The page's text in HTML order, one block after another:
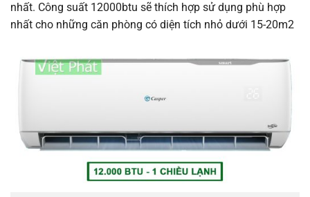
nhất. Công suất 12000btu sẽ thích hợp sử dụng phù hợp
nhất cho những căn phòng có diện tích nhỏ dưới 15-20m2